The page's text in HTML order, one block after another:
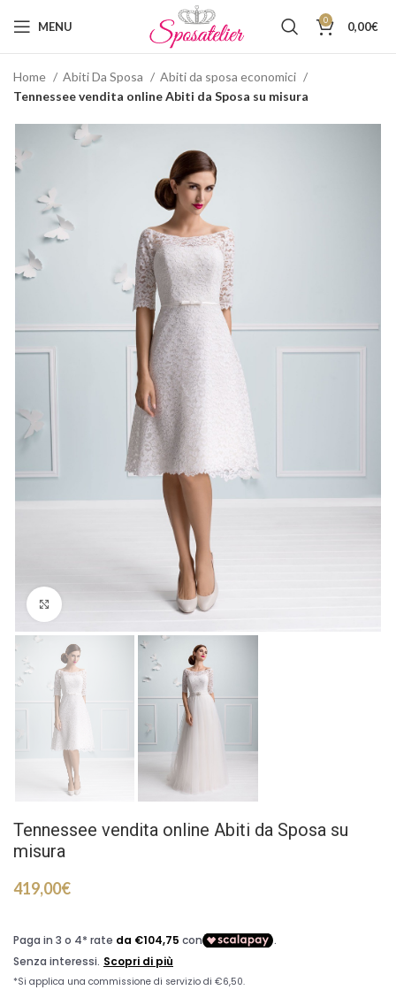
MENU 0 0,00€
Home Abiti Da Sposa
Abiti da sposa economici
Tennessee vendita online Abiti da Sposa su misura
Tennessee vendita online Abiti da Sposa su
misura
419,00€